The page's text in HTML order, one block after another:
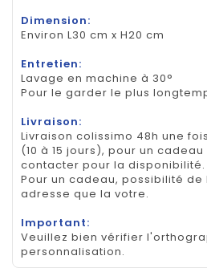
Dimension:
Environ L30 cm x H20 cm
Entretien:
Lavage en machine à 30°
Pour le garder le plus
Livraison:
Livraison colissimo 48h une
(10 à 15 jours), pour un
contacter pour la disponibilité.
Pour un cadeau, possibilité de
adresse que la votre.
Important:
Veuillez bien vérifier
personnalisation.